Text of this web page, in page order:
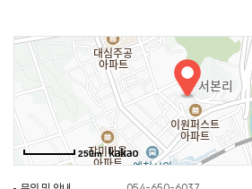
이루어진 모두가 하나 되어 즐길 수 있는 축제이다.
250m